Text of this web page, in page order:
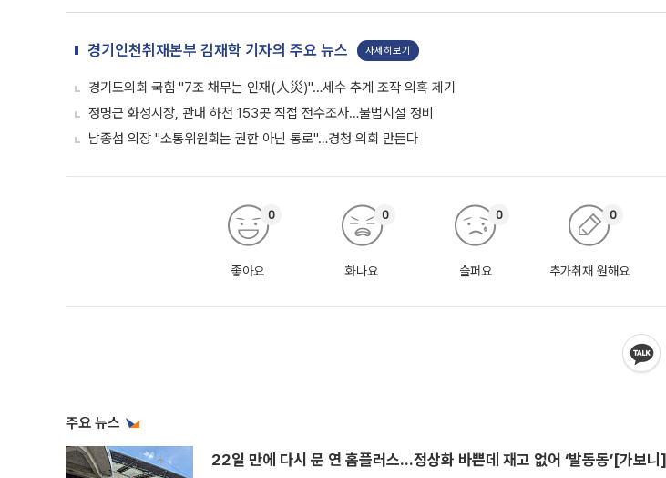
경기인천취재본부 김재학 기자의 주요 뉴스 자세히보기
경기도의회 국힘 "7조 채무는 인재(人災)"…세수 추계 조작 의혹 제기
정명근 화성시장, 관내 하천 153곳 직접 전수조사…불법시설 정비
남종섭 의장 "소통위원회는 권한 아닌 통로"…경청 의회 만든다
좋아요
0
화나요
0
슬퍼요
0
추가취재 원해요
0
주요 뉴스
22일 만에 다시 문 연 홈플러스…정상화 바쁜데 재고 없어 ‘발동동’[가보니]